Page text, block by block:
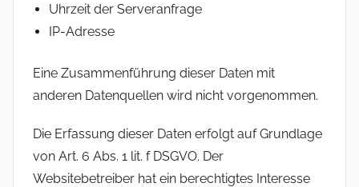
Uhrzeit der Serveranfrage
IP-Adresse
Eine Zusammenführung dieser Daten mit
anderen Datenquellen wird nicht vorgenommen.
Die Erfassung dieser Daten erfolgt auf Grundlage
von Art. 6 Abs. 1 lit. f DSGVO. Der
Websitebetreiber hat ein berechtigtes Interesse